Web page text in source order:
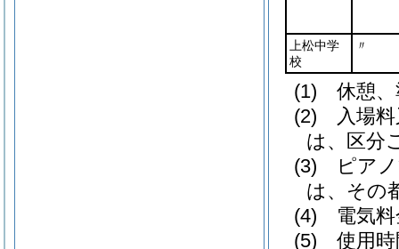
上松中学
校
〃
(1) 休憩、
(2) 入場料
は、区分
(3) ピアノ
は、その
(4) 電気料
(5) 使用時